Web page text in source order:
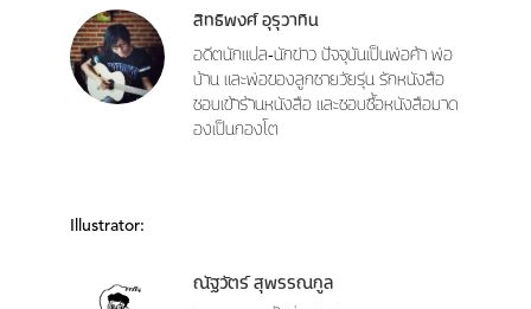
สิทธิพงศ์ อุรุวาทิน
อดีตนักแปล-นักข่าว ปัจจุบันเป็นพ่อค้า พ่อ
บ้าน และพ่อของลูกชายวัยรุ่น รักหนังสือ
ชอบเข้าร้านหนังสือ และชอบซื้อหนังสือมาด
องเป็นกองโต
Illustrator:
ณัฐวัตร์ สุพรรณกูล